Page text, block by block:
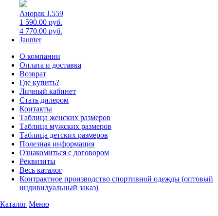
Анорак J.559
1 590.00 руб.
4 770.00 руб.
Jaunter
О компании
Оплата и доставка
Возврат
Где купить?
Личный кабинет
Стать дилером
Контакты
Таблица женских размеров
Таблица мужских размеров
Таблица детских размеров
Полезная информация
Ознакомиться с договором
Реквизиты
Весь каталог
Контрактное производство спортивной одежды (оптовый
индивидуальный заказ)
Каталог Меню